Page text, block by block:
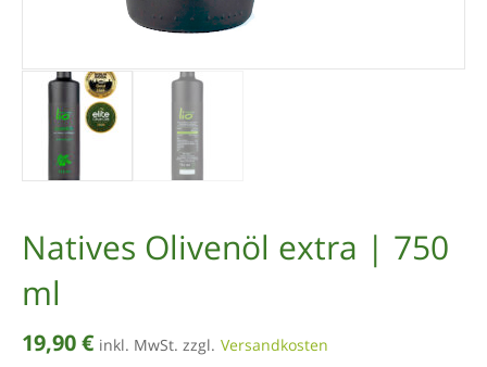
Natives Olivenöl extra | 750
ml
19,90€ inkl. MwSt. zzgl. Versandkosten